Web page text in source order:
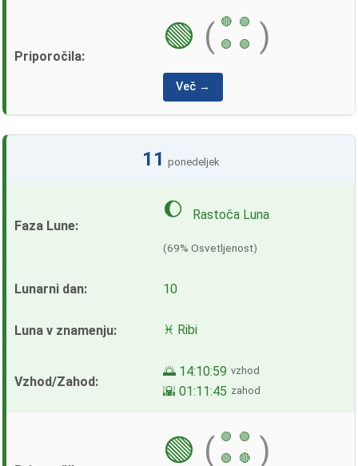
🟢 ( 🔴
🟢
🟢
🟢 )
Več →
11 ponedeljek
🌔 Rastoča Luna
(69% Osvetljenost)
10
♓ Ribi
🌅 14:10:59 vzhod
🌇 01:11:45 zahod
🟢 ( 🟢
🟢
🟢
🔴 )